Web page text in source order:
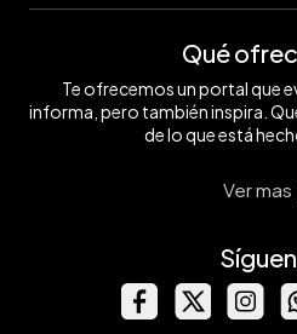
Qué
Te ofrecemos un portal que
informa, pero también inspira.
de lo que está
Ver